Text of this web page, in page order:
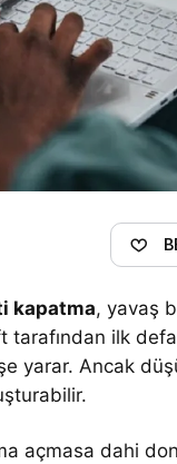
kapatma, yavaş
tarafından ilk
yarar. Ancak
açmasa dahi